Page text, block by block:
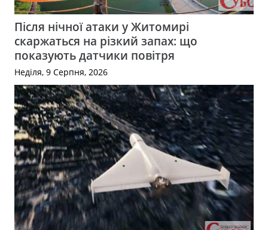
Після нічної атаки у Житомирі
скаржаться на різкий запах: що
показують датчики повітря
Неділя, 9 Серпня, 2026